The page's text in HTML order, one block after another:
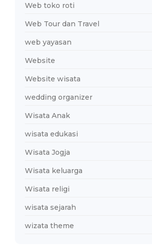
Web toko roti
Web Tour dan Travel
web yayasan
Website
Website wisata
wedding organizer
Wisata Anak
wisata edukasi
Wisata Jogja
Wisata keluarga
Wisata religi
wisata sejarah
wizata theme